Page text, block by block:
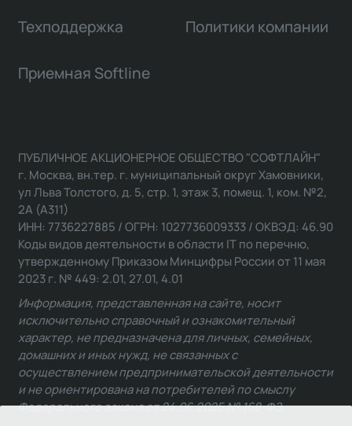
Техподдержка Политики компании
Приемная Softline
ПУБЛИЧНОЕ АКЦИОНЕРНОЕ ОБЩЕСТВО "СОФТЛАЙН"
г. Москва, вн.тер. г. муниципальный округ Хамовники,
ул Льва Толстого, д. 5, стр. 1, этаж 3, помещ. 1, ком. №2,
2А (А311)
ИНН: 7736227885 / ОГРН: 1027736009333 / ОКВЭД: 46.90
Коды видов деятельности в области IT по перечню,
утвержденному Приказом Минцифры России от 11 мая
2023 г. № 449: 2.01, 27.01, 4.01
Информация, представленная на сайте, носит
исключительно справочный и ознакомительный
характер, не предназначена для личных, семейных,
домашних и иных нужд, не связанных с
осуществлением предпринимательской деятельности
и не ориентирована на потребителей по смыслу
Федерального закона от 24.06.2025 № 168-ФЗ.